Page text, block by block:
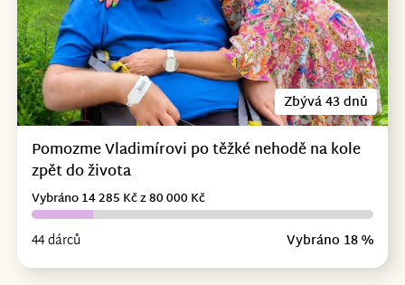
Zbývá 43 dnů
Pomozme Vladimírovi po těžké nehodě na kole
zpět do života
44 dárců Vybráno 18 %
Vybráno 14 285 Kč z 80 000 Kč